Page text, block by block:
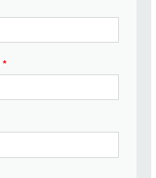
*